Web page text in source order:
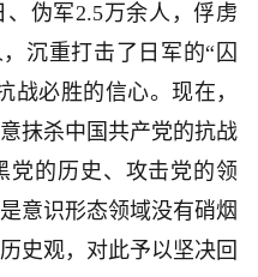
伪军2.5万余人，俘虏
沉重打击了日军的“囚
战必胜的信心。现在，
抹杀中国共产党的抗战
党的历史、攻击党的领
意识形态领域没有硝烟
史观，对此予以坚决回